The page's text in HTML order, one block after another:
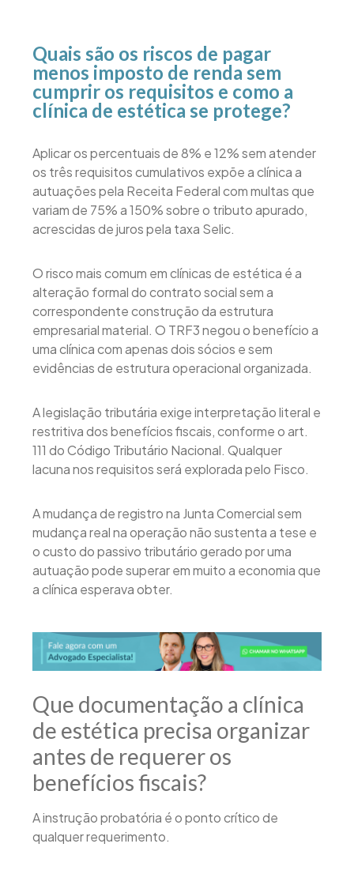
Quais são os riscos de pagar
menos imposto de renda sem
cumprir os requisitos e como a
clínica de estética se protege?
Aplicar os percentuais de 8% e 12% sem atender
os três requisitos cumulativos expõe a clínica a
autuações pela Receita Federal com multas que
variam de 75% a 150% sobre o tributo apurado,
acrescidas de juros pela taxa Selic.
O risco mais comum em clínicas de estética é a
alteração formal do contrato social sem a
correspondente construção da estrutura
empresarial material. O TRF3 negou o benefício a
uma clínica com apenas dois sócios e sem
evidências de estrutura operacional organizada.
A legislação tributária exige interpretação literal e
restritiva dos benefícios fiscais, conforme o art.
111 do Código Tributário Nacional. Qualquer
lacuna nos requisitos será explorada pelo Fisco.
A mudança de registro na Junta Comercial sem
mudança real na operação não sustenta a tese e
o custo do passivo tributário gerado por uma
autuação pode superar em muito a economia que
a clínica esperava obter.
Que documentação a clínica
de estética precisa organizar
antes de requerer os
benefícios fiscais?
A instrução probatória é o ponto crítico de
qualquer requerimento.